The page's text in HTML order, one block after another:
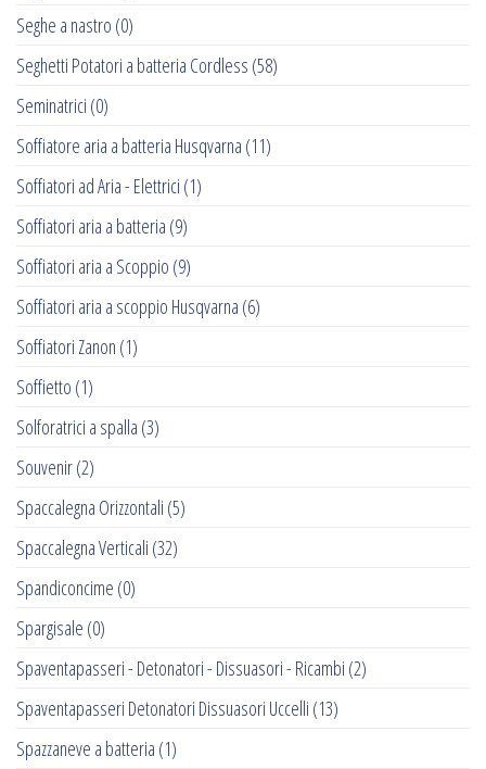
Seghe a nastro (0)
Seghetti Potatori a batteria Cordless (58)
Seminatrici (0)
Soffiatore aria a batteria Husqvarna (11)
Soffiatori ad Aria - Elettrici (1)
Soffiatori aria a batteria (9)
Soffiatori aria a Scoppio (9)
Soffiatori aria a scoppio Husqvarna (6)
Soffiatori Zanon (1)
Soffietto (1)
Solforatrici a spalla (3)
Souvenir(2)
Spaccalegna Orizzontali (5)
Spaccalegna Verticali (32)
Spandiconcime (0)
Spargisale (0)
Spaventapasseri - Detonatori - Dissuasori - Ricambi (2)
Spaventapasseri Detonatori Dissuasori Uccelli (13)
Spazzaneve a batteria (1)